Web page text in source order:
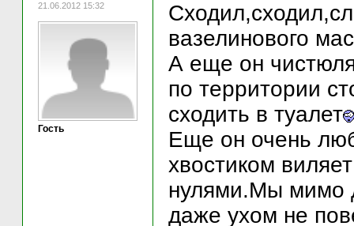
21.06.2012 15:32
Гость
вазелинового
А еще он
по территории
сходить в туалет
Еще он очень
хвостиком
нулями.Мы мимо
даже ухом не